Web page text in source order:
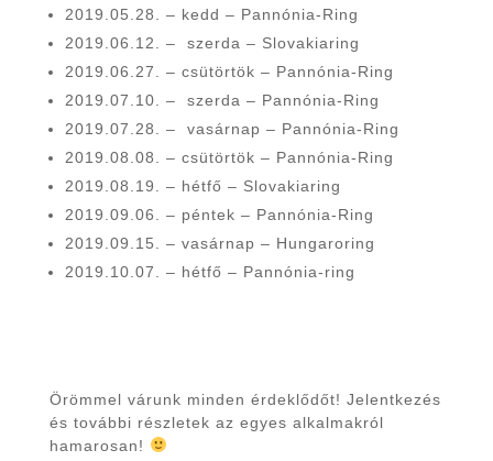
2019.05.28. – kedd – Pannónia-Ring
2019.06.12. – szerda – Slovakiaring
2019.06.27. – csütörtök – Pannónia-Ring
2019.07.10. – szerda – Pannónia-Ring
2019.07.28. – vasárnap – Pannónia-Ring
2019.08.08. – csütörtök – Pannónia-Ring
2019.08.19. – hétfő – Slovakiaring
2019.09.06. – péntek – Pannónia-Ring
2019.09.15. – vasárnap – Hungaroring
2019.10.07. – hétfő – Pannónia-ring
Örömmel várunk minden érdeklődőt! Jelentkezés
és további részletek az egyes alkalmakról
hamarosan!